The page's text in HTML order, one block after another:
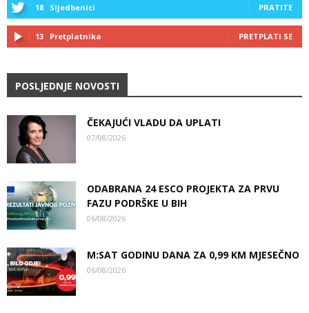
18 Sljedbenici PRATITE
13 Pretplatnika PRETPLATI SE
POSLJEDNJE NOVOSTI
ČEKAJUĆI VLADU DA UPLATI
07/08/2026
ODABRANA 24 ESCO PROJEKTA ZA PRVU
FAZU PODRŠKE U BIH
06/08/2026
M:SAT GODINU DANA ZA 0,99 KM MJESEČNO
06/08/2026